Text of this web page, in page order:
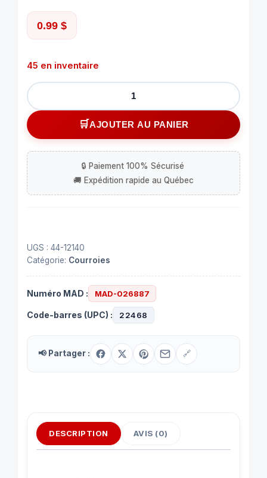
0.99 $
45 en inventaire
quantité
de
Courroie
carrée
17.383''
x
0.047''
AJOUTER AU PANIER
UGS : 44-12140
Catégorie: Courroies
Numéro MAD : MAD-026887
Code-barres (UPC) : 22468
📢 Partager : 🔗
DESCRIPTION AVIS (0)